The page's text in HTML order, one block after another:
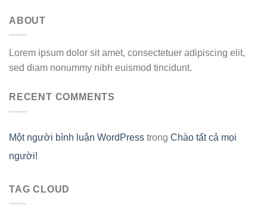
ABOUT
Lorem ipsum dolor sit amet, consectetuer adipiscing elit,
sed diam nonummy nibh euismod tincidunt.
RECENT COMMENTS
Một người bình luận WordPress trong Chào tất cả mọi
người!
TAG CLOUD